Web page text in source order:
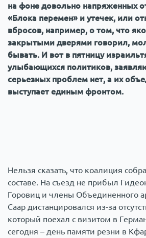
на фоне довольно напряженных
«Блока перемен» и утечек, или
вбросов, например, о том, что
закрытыми дверями говорил,
бывать. И вот в пятницу
улыбающихся политиков,
серьезных проблем нет, а их
выступает единым фронтом.
Нельзя сказать, что коалиция
составе. На съезд не прибыл
Горовиц и члены Объединенного
Саар дистанцировался из-за
который поехал с визитом в
сегодня – день памяти резни в